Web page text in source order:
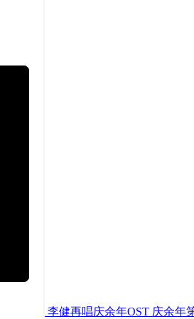
李健再唱庆余年OST 庆余年